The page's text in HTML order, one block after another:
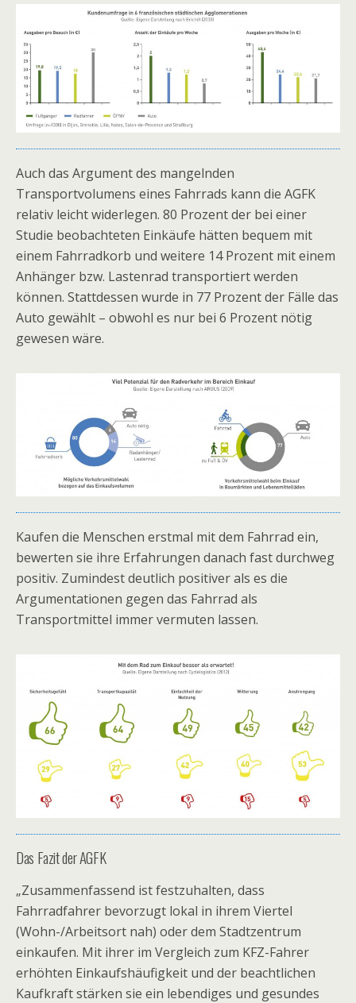
Auch das Argument des mangelnden
Transportvolumens eines Fahrrads kann die AGFK
relativ leicht widerlegen. 80 Prozent der bei einer
Studie beobachteten Einkäufe hätten bequem mit
einem Fahrradkorb und weitere 14 Prozent mit einem
Anhänger bzw. Lastenrad transportiert werden
können. Stattdessen wurde in 77 Prozent der Fälle das
Auto gewählt – obwohl es nur bei 6 Prozent nötig
gewesen wäre.
Kaufen die Menschen erstmal mit dem Fahrrad ein,
bewerten sie ihre Erfahrungen danach fast durchweg
positiv. Zumindest deutlich positiver als es die
Argumentationen gegen das Fahrrad als
Transportmittel immer vermuten lassen.
Das Fazit der AGFK
„Zusammenfassend ist festzuhalten, dass
Fahrradfahrer bevorzugt lokal in ihrem Viertel
(Wohn-/Arbeitsort nah) oder dem Stadtzentrum
einkaufen. Mit ihrer im Vergleich zum KFZ-Fahrer
erhöhten Einkaufshäufigkeit und der beachtlichen
Kaufkraft stärken sie ein lebendiges und gesundes